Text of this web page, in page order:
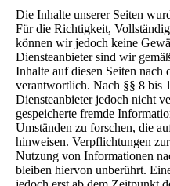
Die Inhalte unserer Seiten
Für die Richtigkeit,
können wir jedoch keine
Diensteanbieter sind wir
Inhalte auf diesen Seiten nach
verantwortlich. Nach §§ 8 bis
Diensteanbieter jedoch nicht
gespeicherte fremde
Umständen zu forschen, die
hinweisen. Verpflichtungen
Nutzung von Informationen
bleiben hiervon unberührt.